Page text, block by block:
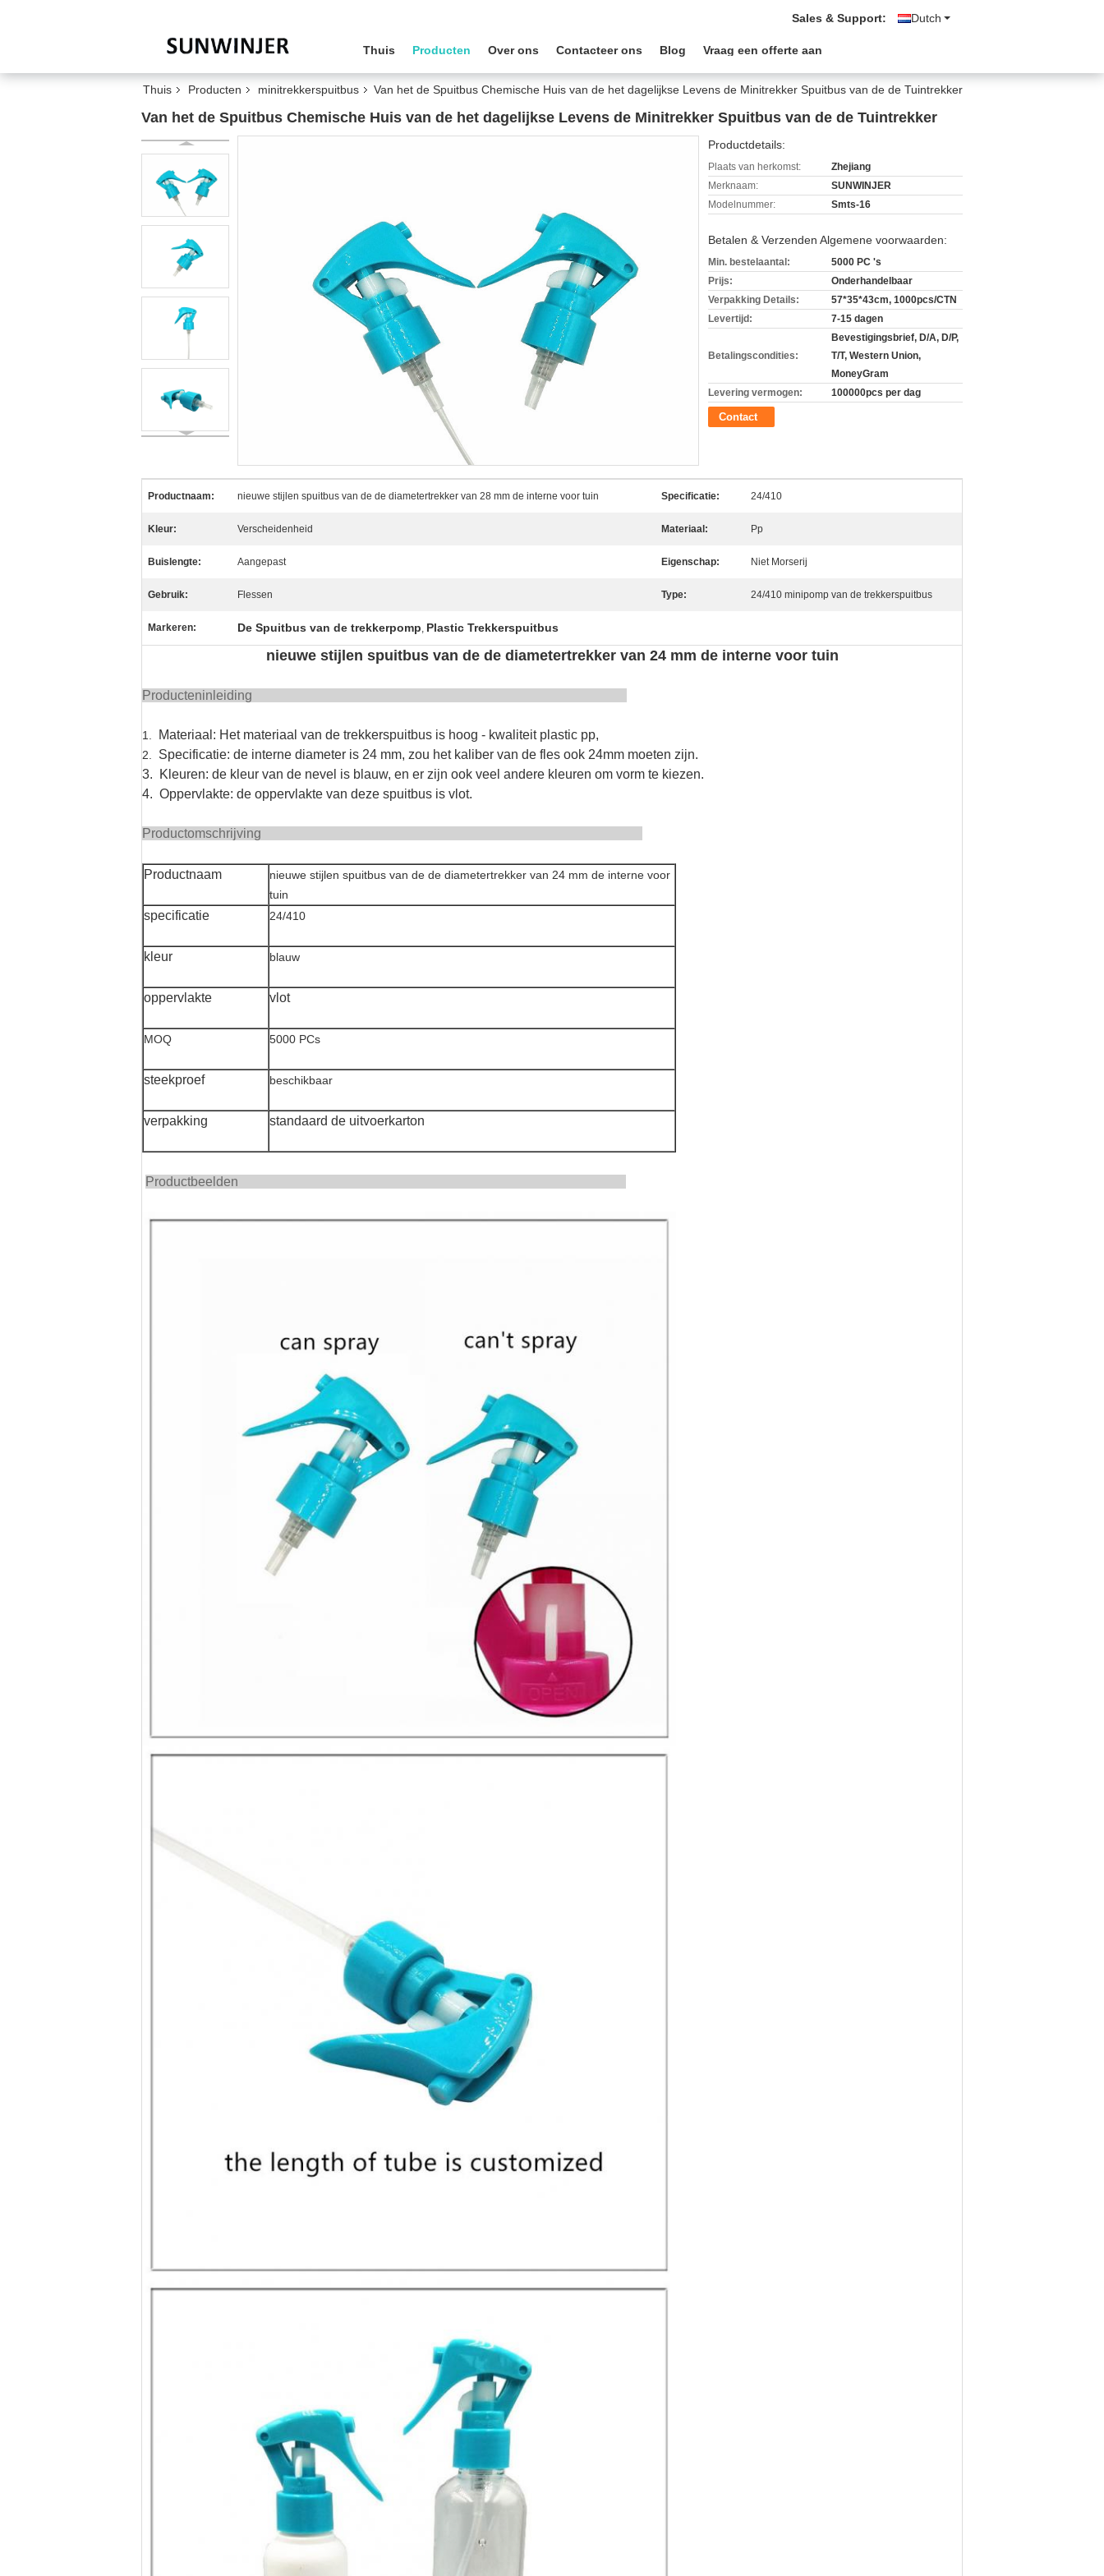
Dutch
Sales & Support:
Thuis Producten Over ons Contacteer ons Blog Vraag een offerte aan
Thuis Producten minitrekkerspuitbus Van het de Spuitbus Chemische Huis van de het dagelijkse Levens de Minitrekker Spuitbus van de de Tuintrekker
Van het de Spuitbus Chemische Huis van de het dagelijkse Levens de Minitrekker Spuitbus van de de Tuintrekker
Productdetails:
Plaats van herkomst:
Zhejiang
Merknaam:
SUNWINJER
Modelnummer:
Smts-16
Betalen & Verzenden Algemene voorwaarden:
Min. bestelaantal:
5000 PC 's
Prijs:
Onderhandelbaar
Verpakking Details:
57*35*43cm, 1000pcs/CTN
Levertijd:
7-15 dagen
Betalingscondities:
Bevestigingsbrief, D/A, D/P,
T/T, Western Union,
MoneyGram
Levering vermogen:
100000pcs per dag
Contact
Productnaam: nieuwe stijlen spuitbus van de de diametertrekker van 28 mm de interne voor tuin Specificatie: 24/410
Kleur: Verscheidenheid Materiaal: Pp
Buislengte: Aangepast Eigenschap: Niet Morserij
Gebruik: Flessen Type: 24/410 minipomp van de trekkerspuitbus
Markeren: De Spuitbus van de trekkerpomp, Plastic Trekkerspuitbus
nieuwe stijlen spuitbus van de de diametertrekker van 24 mm de interne voor tuin
Producteninleiding
1. Materiaal: Het materiaal van de trekkerspuitbus is hoog - kwaliteit plastic pp,
2. Specificatie: de interne diameter is 24 mm, zou het kaliber van de fles ook 24mm moeten zijn.
3. Kleuren: de kleur van de nevel is blauw, en er zijn ook veel andere kleuren om vorm te kiezen.
4. Oppervlakte: de oppervlakte van deze spuitbus is vlot.
Productomschrijving
Productnaam
nieuwe stijlen spuitbus van de de diametertrekker van 24 mm de interne voor
tuin
specificatie 24/410
kleur blauw
oppervlakte vlot
MOQ 5000 PCs
steekproef beschikbaar
verpakking standaard de uitvoerkarton
Productbeelden